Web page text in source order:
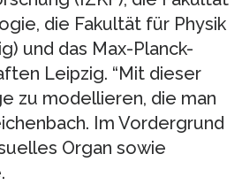
die Fakultät für Physik
und das Max-Planck-
Leipzig. “Mit dieser
zu modellieren, die man
Im Vordergrund
Organ sowie